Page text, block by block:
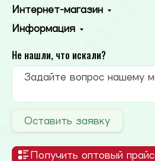
Интернет-магазин
Информация
Не нашли, что искали?
Оставить заявку
Получить оптовый прайс